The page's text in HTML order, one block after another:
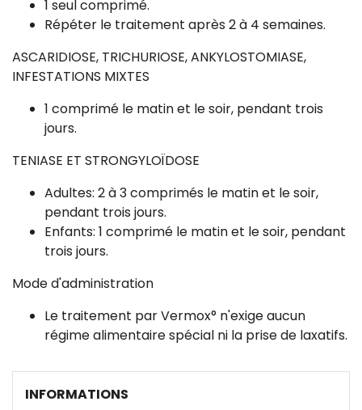
1 seul comprimé.
Répéter le traitement après 2 à 4 semaines.
ASCARIDIOSE, TRICHURIOSE, ANKYLOSTOMIASE,
INFESTATIONS MIXTES
1 comprimé le matin et le soir, pendant trois
jours.
TENIASE ET STRONGYLOÏDOSE
Adultes: 2 à 3 comprimés le matin et le soir,
pendant trois jours.
Enfants: 1 comprimé le matin et le soir, pendant
trois jours.
Mode d'administration
Le traitement par Vermox° n'exige aucun
régime alimentaire spécial ni la prise de laxatifs.
INFORMATIONS